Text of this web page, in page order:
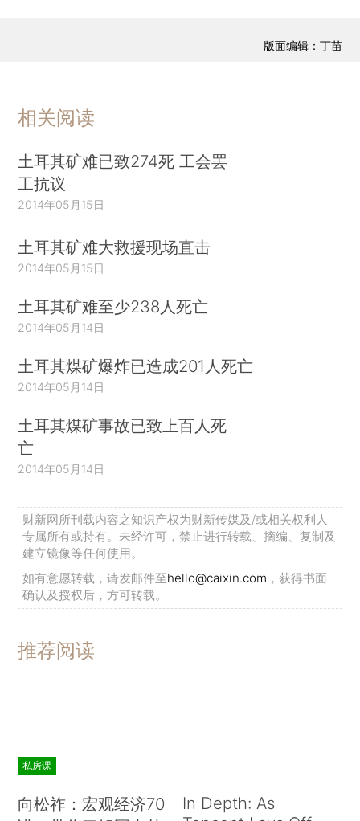
版面编辑：丁苗
相关阅读
土耳其矿难已致274死 工会罢
工抗议
2014年05月15日
土耳其矿难大救援现场直击
2014年05月15日
土耳其矿难至少238人死亡
2014年05月14日
土耳其煤矿爆炸已造成201人死亡
2014年05月14日
土耳其煤矿事故已致上百人死
亡
2014年05月14日
财新网所刊载内容之知识产权为财新传媒及/或相关权利人
专属所有或持有。未经许可，禁止进行转载、摘编、复制及
建立镜像等任何使用。
如有意愿转载，请发邮件至hello@caixin.com ，获得书面
确认及授权后，方可转载。
推荐阅读
私房课
向松祚：宏观经济70
In Depth: As